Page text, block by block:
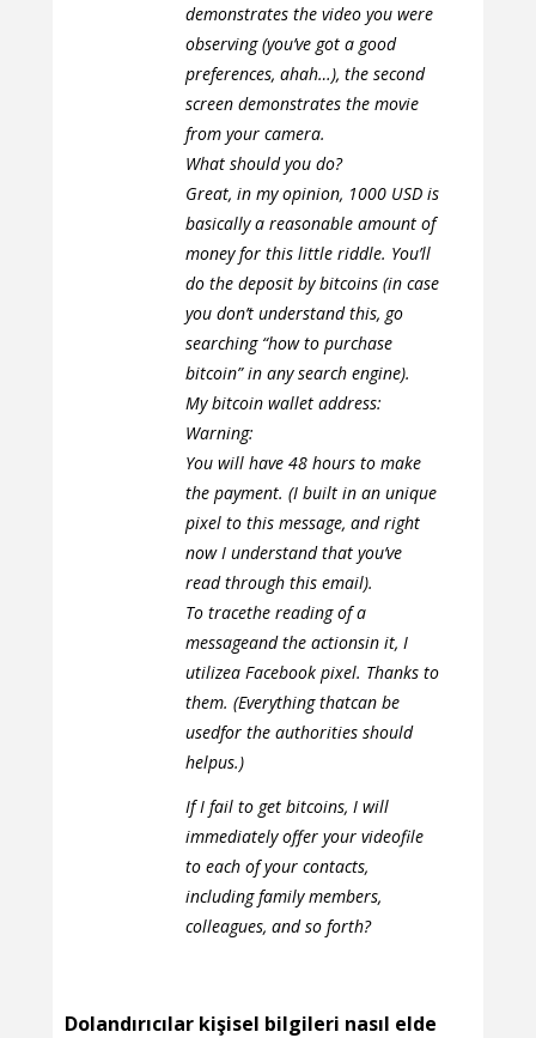
demonstrates the video you were
observing (you’ve got a good
preferences, ahah…), the second
screen demonstrates the movie
from your camera.
What should you do?
Great, in my opinion, 1000 USD is
basically a reasonable amount of
money for this little riddle. You’ll
do the deposit by bitcoins (in case
you don’t understand this, go
searching “how to purchase
bitcoin” in any search engine).
My bitcoin wallet address:
Warning:
You will have 48 hours to make
the payment. (I built in an unique
pixel to this message, and right
now I understand that you’ve
read through this email).
To tracethe reading of a
messageand the actionsin it, I
utilizea Facebook pixel. Thanks to
them. (Everything thatcan be
usedfor the authorities should
helpus.)
If I fail to get bitcoins, I will
immediately offer your videofile
to each of your contacts,
including family members,
colleagues, and so forth?
Dolandırıcılar kişisel bilgileri nasıl elde